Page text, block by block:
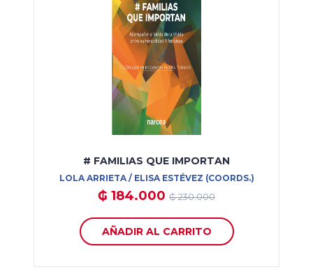
# FAMILIAS QUE IMPORTAN
LOLA ARRIETA / ELISA ESTÉVEZ (COORDS.)
₲ 184.000 ₲ 230.000
AÑADIR AL CARRITO